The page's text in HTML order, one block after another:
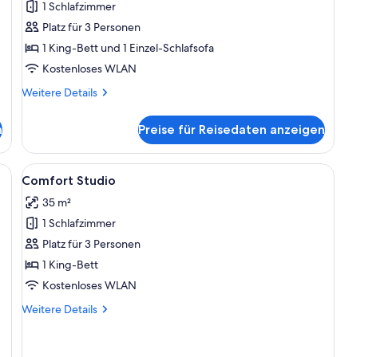
anzeigen
1 Schlafzimmer
Platz für 3 Personen
1 King-Bett und 1 Einzel-Schlafsofa
Kostenloses WLAN
Weitere Details
Weitere
Zimmer
Preise für Reisedaten anzeigen
einem grünen Sofa, einem Schreibtisch mit Stuhl und einem großen
Alle
Fotos
für
Comfort
Studio
anzeigen
Ein ordentlich eingerichtetes Schlafzimmer
5
Comfort Studio
35 m²
1 Schlafzimmer
Platz für 3 Personen
1 King-Bett
Kostenloses WLAN
Weitere Details
Weitere